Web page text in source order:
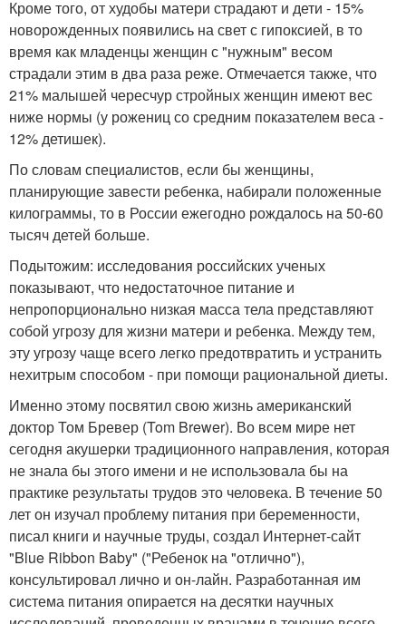
Кроме того, от худобы матери страдают и дети - 15%
новорожденных появились на свет с гипоксией, в то
время как младенцы женщин с "нужным" весом
страдали этим в два раза реже. Отмечается также, что
21% малышей чересчур стройных женщин имеют вес
ниже нормы (у рожениц со средним показателем веса -
12% детишек).
По словам специалистов, если бы женщины,
планирующие завести ребенка, набирали положенные
килограммы, то в России ежегодно рождалось на 50-60
тысяч детей больше.
Подытожим: исследования российских ученых
показывают, что недостаточное питание и
непропорционально низкая масса тела представляют
собой угрозу для жизни матери и ребенка. Между тем,
эту угрозу чаще всего легко предотвратить и устранить
нехитрым способом - при помощи рациональной диеты.
Именно этому посвятил свою жизнь американский
доктор Том Бревер (Tom Brewer). Во всем мире нет
сегодня акушерки традиционного направления, которая
не знала бы этого имени и не использовала бы на
практике результаты трудов это человека. В течение 50
лет он изучал проблему питания при беременности,
писал книги и научные труды, создал Интернет-сайт
"Blue Ribbon Baby" ("Ребенок на "отлично"),
консультировал лично и он-лайн. Разработанная им
система питания опирается на десятки научных